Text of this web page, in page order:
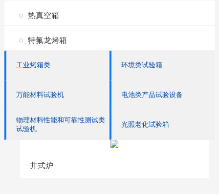
热真空箱
特氟龙烤箱
工业烤箱类 环境类试验箱
万能材料试验机 电池类产品试验设备
物理材料性能和可靠性测试类
试验机
光照老化试验箱
井式炉